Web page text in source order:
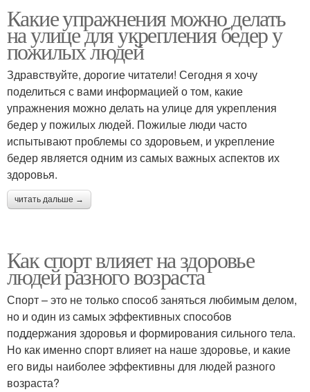
Какие упражнения можно делать
на улице для укрепления бедер у
пожилых людей
Здравствуйте, дорогие читатели! Сегодня я хочу
поделиться с вами информацией о том, какие
упражнения можно делать на улице для укрепления
бедер у пожилых людей. Пожилые люди часто
испытывают проблемы со здоровьем, и укрепление
бедер является одним из самых важных аспектов их
здоровья.
читать дальше →
Как спорт влияет на здоровье
людей разного возраста
Спорт – это не только способ заняться любимым делом,
но и один из самых эффективных способов
поддержания здоровья и формирования сильного тела.
Но как именно спорт влияет на наше здоровье, и какие
его виды наиболее эффективны для людей разного
возраста?